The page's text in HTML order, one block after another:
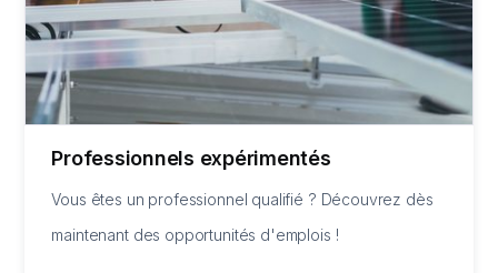
Professionnels expérimentés
Vous êtes un professionnel qualifié ? Découvrez dès
maintenant des opportunités d'emplois !